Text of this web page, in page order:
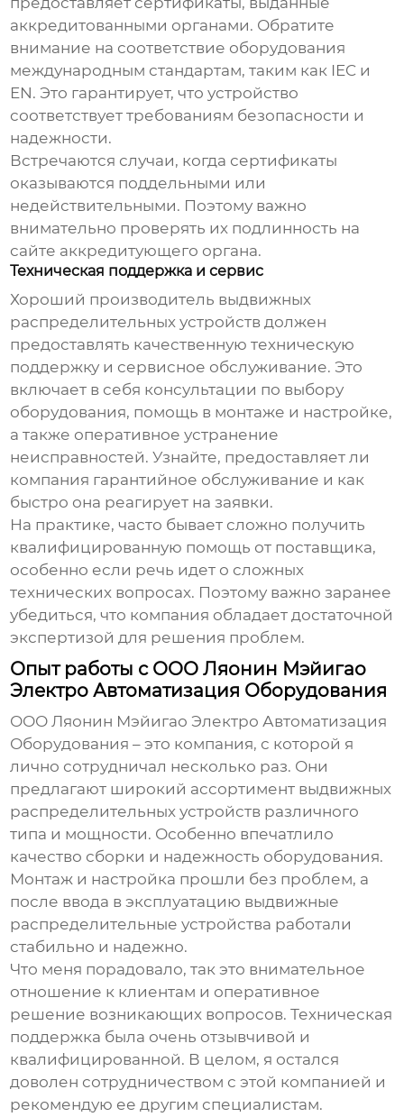
аккредитованными органами. Обратите
внимание на соответствие оборудования
международным стандартам, таким как IEC и
EN. Это гарантирует, что устройство
соответствует требованиям безопасности и
надежности.
Встречаются случаи, когда сертификаты
оказываются поддельными или
недействительными. Поэтому важно
внимательно проверять их подлинность на
сайте аккредитующего органа.
Техническая поддержка и сервис
Хороший производитель выдвижных
распределительных устройств должен
предоставлять качественную техническую
поддержку и сервисное обслуживание. Это
включает в себя консультации по выбору
оборудования, помощь в монтаже и настройке,
а также оперативное устранение
неисправностей. Узнайте, предоставляет ли
компания гарантийное обслуживание и как
быстро она реагирует на заявки.
На практике, часто бывает сложно получить
квалифицированную помощь от поставщика,
особенно если речь идет о сложных
технических вопросах. Поэтому важно заранее
убедиться, что компания обладает достаточной
экспертизой для решения проблем.
Опыт работы с ООО Ляонин Мэйигао
Электро Автоматизация Оборудования
ООО Ляонин Мэйигао Электро Автоматизация
Оборудования – это компания, с которой я
лично сотрудничал несколько раз. Они
предлагают широкий ассортимент выдвижных
распределительных устройств различного
типа и мощности. Особенно впечатлило
качество сборки и надежность оборудования.
Монтаж и настройка прошли без проблем, а
после ввода в эксплуатацию выдвижные
распределительные устройства работали
стабильно и надежно.
Что меня порадовало, так это внимательное
отношение к клиентам и оперативное
решение возникающих вопросов. Техническая
поддержка была очень отзывчивой и
квалифицированной. В целом, я остался
доволен сотрудничеством с этой компанией и
рекомендую ее другим специалистам.